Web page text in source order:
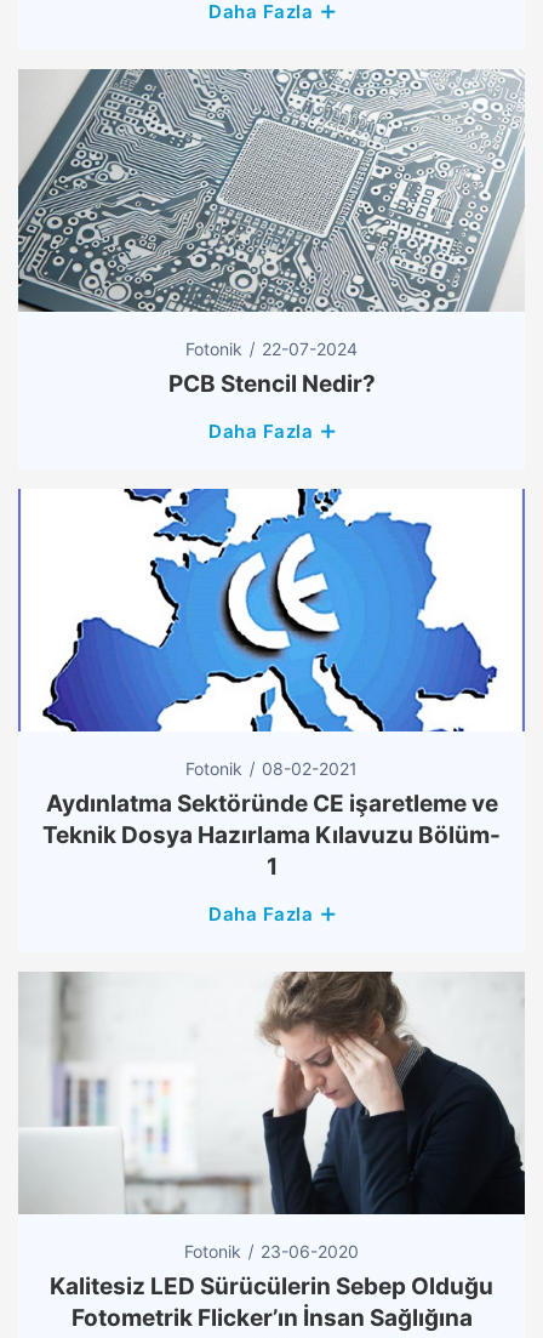
Daha Fazla
Fotonik 22-07-2024
PCB Stencil Nedir?
Daha Fazla
Fotonik 08-02-2021
Aydınlatma Sektöründe CE işaretleme ve
Teknik Dosya Hazırlama Kılavuzu Bölüm-
1
Daha Fazla
Fotonik 23-06-2020
Kalitesiz LED Sürücülerin Sebep Olduğu
Fotometrik Flicker’ın İnsan Sağlığına